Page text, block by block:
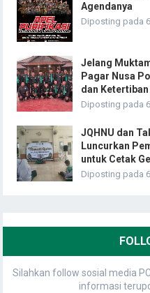
Agendanya
Diposting pada
Jelang
Pagar Nusa
dan Ketertiban
Diposting pada
JQHNU dan
Luncurkan
untuk Cetak
Diposting pada
Silahkan follow sosial media
informasi